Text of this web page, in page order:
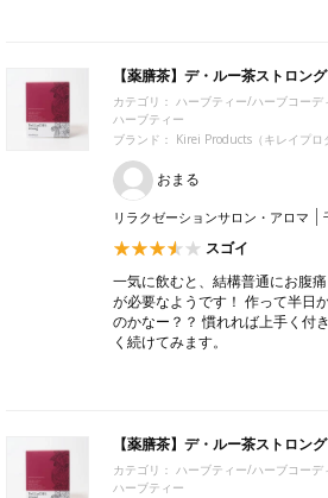
【薬膳茶】デ・ルー茶ストロン
カテゴリ： ハーブティー/ハーブコー
ハーブティー
ブランド： Kirei Products（キレイプロ
おまる
リラクゼーションサロン・アロマ
スゴイ
一気に飲むと、結構普通にお腹
が必要なようです！ 作って半日
のかなー？？ 慣れれば上手く付
く続けてみます。
【薬膳茶】デ・ルー茶ストロン
カテゴリ： ハーブティー/ハーブコー
ハーブティー